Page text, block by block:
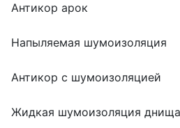
Антикор арок
Напыляемая шумоизоляция
Антикор с шумоизоляцией
Жидкая шумоизоляция